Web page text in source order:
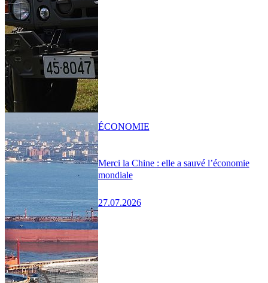
Merci la Chine : elle a sauvé l’économie
mondiale
27.07.2026
ÉCONOMIE